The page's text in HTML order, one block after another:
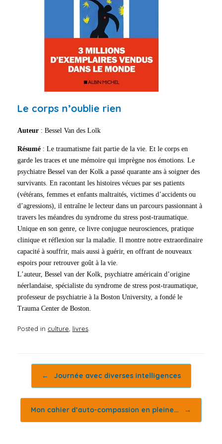
Le corps n’oublie rien
Auteur : Bessel Van des Lolk
Résumé : Le traumatisme fait partie de la vie. Et le corps en
garde les traces et une mémoire qui imprègne nos émotions. Le
psychiatre Bessel van der Kolk a passé quarante ans à soigner des
survivants. En racontant les histoires vécues par ses patients
(vétérans, femmes et enfants maltraités, victimes d’accidents ou
d’agressions), il entraîne le lecteur dans un parcours passionnant à
travers les méandres du syndrome du stress post-traumatique.
Unique en son genre, ce livre conjugue neurosciences, pratique
clinique et réflexion sur la maladie. Il montre notre extraordinaire
capacité à souffrir, mais aussi à guérir, en offrant de nouveaux
espoirs pour retrouver goût à la vie.
L’auteur, Bessel van der Kolk, psychiatre américain d’origine
néerlandaise, spécialiste du syndrome de stress post-traumatique,
professeur de psychiatrie à la Boston University, a fondé le
Trauma Center de Boston.
Posted in culture livres
← Journée avec diverses intelligences
Mon cahier d’auto-compassion en pleine… →